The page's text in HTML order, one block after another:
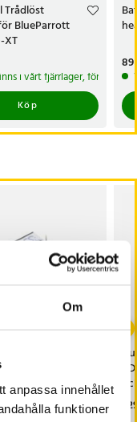
Om
anpassa innehållet
funktioner
Trådlöst
BlueParrott
XT
i vårt fjärrlager, förväntas
Köp
89
-38
8 Black /
pris:
pris:159 kr
kr